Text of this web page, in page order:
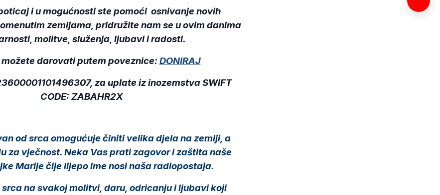
i u mogućnosti ste pomoći osnivanje novih
zemljama, pridružite nam se u ovim danima
molitve, služenja, ljubavi i radosti.
darovati putem poveznice: DONIRAJ
za uplate iz inozemstvaSWIFT
CODE: ZABAHR2X
od srca omogućuje činiti velika djela na zemlji, a
za vječnost. Neka Vas prati zagovor i zaštita naše
Marije čije lijepo ime nosi naša radiopostaja.
na svakoj molitvi, daru, odricanju i ljubavi koji